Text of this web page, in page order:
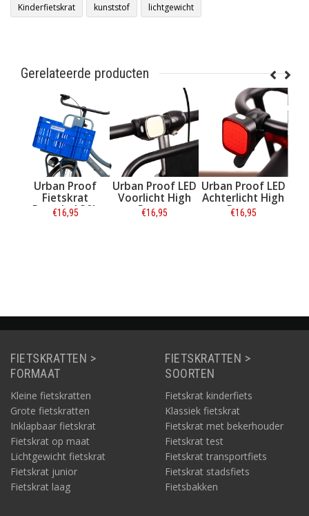
Kinderfietskrat kunststof lichtgewicht
Gerelateerde producten
Urban Proof
Fietskrat
Recycled 30L
Royal Blue
€16,95
Urban Proof LED
Voorlicht High
Power
Oplaadbaar
€16,95
Urban Proof LED
Achterlicht High
Power
Oplaadbaar
€16,95
FIETSKRATTEN >
FORMAAT
Kleine fietskratten
Grote fietskratten
Inklapbaar fietskrat
Fietskrat op maat
Lichtgewicht fietskrat
Fietskrat junior
Fietskrat laag
FIETSKRATTEN >
SOORTEN
Fietskrat kinderfiets
Klassiek fietskrat
Fietskrat met bekerhouder
Fietskrat test
Fietskrat transportfiets
Fietskrat stadsfiets
Fietsbakken